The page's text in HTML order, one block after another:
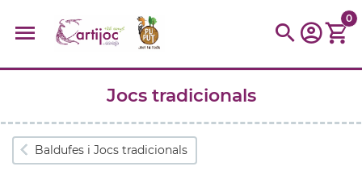
Cerques populars
disfressa trencaclosques baldufa
cotxe
camio
parquing tinkering
0
Jocs tradicionals
Baldufes i Jocs tradicionals